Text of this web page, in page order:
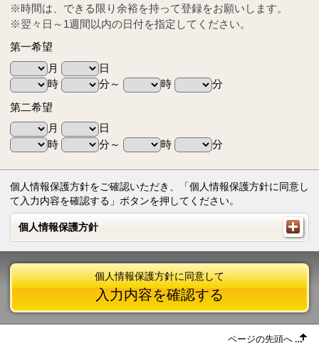
※時間は、できる限り余裕を持って登録をお願いします。
※翌々日～1週間以内の日付を指定してください。
第一希望
月
日
時
分～ 時
分
第二希望
月
日
時
分～ 時 分
個人情報保護方針をご確認いただき、「個人情報保護方針に同意し
て入力内容を確認する」ボタンを押してください。
個人情報保護方針
個人情報保護方針
個人情報保護方針に同意して
入力内容を確認する
ページの先頭へ